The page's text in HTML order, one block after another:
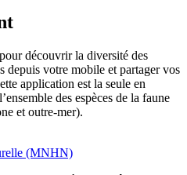
pour découvrir la diversité des
depuis votre mobile et partager vos
application est la seule en
des espèces de la faune
et outre-mer).
(MNHN)